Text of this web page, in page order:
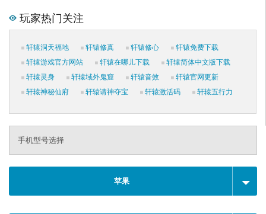
玩家热门关注
轩辕洞天福地 轩辕修真 轩辕修心
轩辕免费下载
轩辕游戏官方网站
轩辕在哪儿下载
轩辕简体中文版下载
轩辕灵身
轩辕域外鬼窟 轩辕音效
轩辕官网更新
轩辕神秘仙府
轩辕请神夺宝 轩辕激活码 轩辕五行力
手机型号选择
苹果